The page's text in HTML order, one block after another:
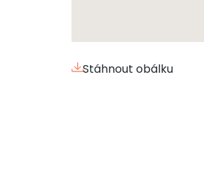
Stáhnout obálku